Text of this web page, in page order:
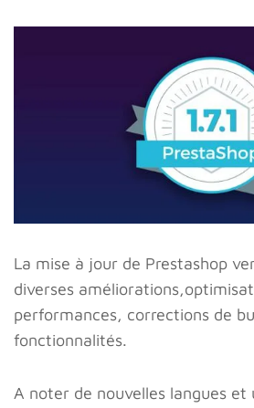
La mise à jour de Prestashop
diverses
performances, corrections de
fonctionnalités.
A noter de nouvelles langues et